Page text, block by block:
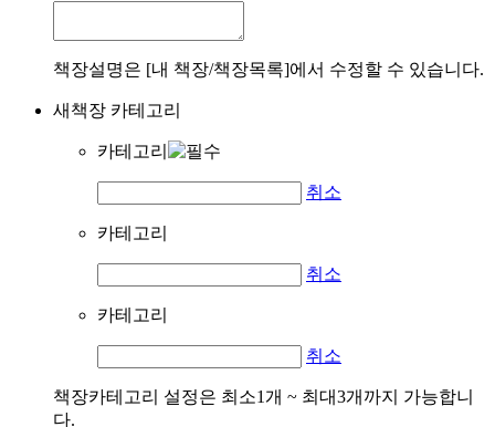
책장설명은 [내 책장/책장목록]에서 수정할 수 있습니다.
새책장 카테고리
카테고리
취소
카테고리
취소
카테고리
취소
책장카테고리 설정은 최소1개 ~ 최대3개까지 가능합니
다.